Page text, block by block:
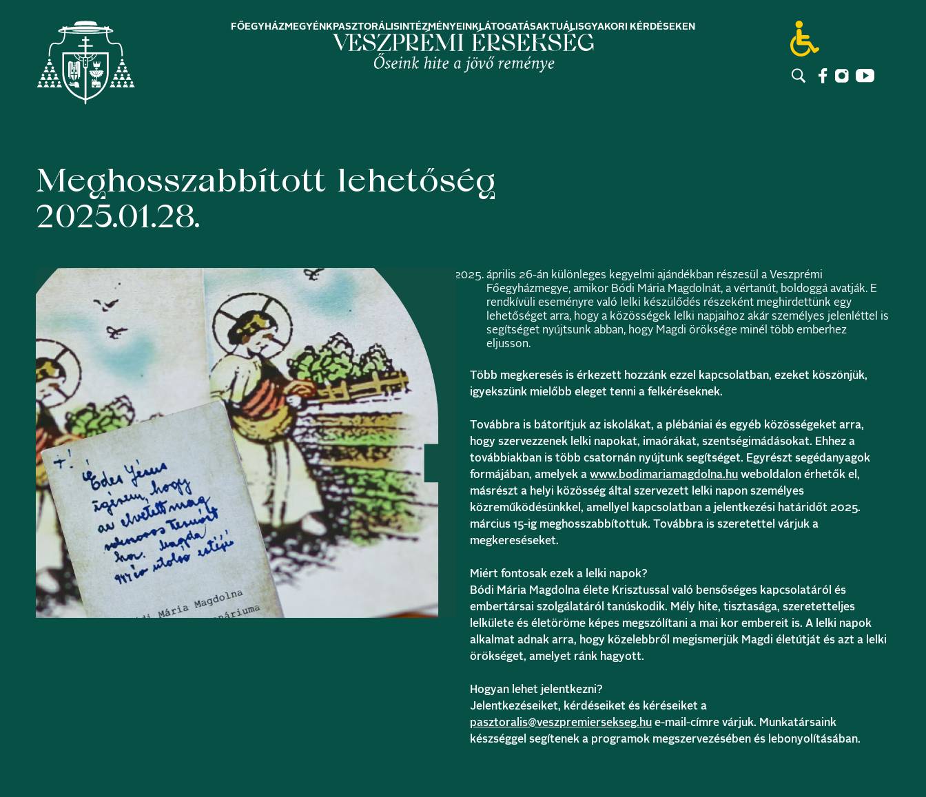
FŐEGYHÁZMEGYÉNK PASZTORÁLIS INTÉZMÉNYEINK LÁTOGATÁSAKTUÁLISGYAKORI KÉRDÉSEK EN
Meghosszabbított lehetőség
2025.01.28.
április 26-án különleges kegyelmi ajándékban részesül a Veszprémi
Főegyházmegye, amikor Bódi Mária Magdolnát, a vértanút, boldoggá avatják. E
rendkívüli eseményre való lelki készülődés részeként meghirdettünk egy
lehetőséget arra, hogy a közösségek lelki napjaihoz akár személyes jelenléttel is
segítséget nyújtsunk abban, hogy Magdi öröksége minél több emberhez
eljusson.
Több megkeresés is érkezett hozzánk ezzel kapcsolatban, ezeket köszönjük,
igyekszünk mielőbb eleget tenni a felkéréseknek.
Továbbra is bátorítjuk az iskolákat, a plébániai és egyéb közösségeket arra,
hogy szervezzenek lelki napokat, imaórákat, szentségimádásokat. Ehhez a
továbbiakban is több csatornán nyújtunk segítséget. Egyrészt segédanyagok
formájában, amelyek a www.bodimariamagdolna.hu weboldalon érhetők el,
másrészt a helyi közösség által szervezett lelki napon személyes
közreműködésünkkel, amellyel kapcsolatban a jelentkezési határidőt 2025.
március 15-ig meghosszabbítottuk. Továbbra is szeretettel várjuk a
megkereséseket.
Miért fontosak ezek a lelki napok?
Bódi Mária Magdolna élete Krisztussal való bensőséges kapcsolatáról és
embertársai szolgálatáról tanúskodik. Mély hite, tisztasága, szeretetteljes
lelkülete és életöröme képes megszólítani a mai kor embereit is. A lelki napok
alkalmat adnak arra, hogy közelebbről megismerjük Magdi életútját és azt a lelki
örökséget, amelyet ránk hagyott.
Hogyan lehet jelentkezni?
Jelentkezéseiket, kérdéseiket és kéréseiket a
pasztoralis@veszpremiersekseg.hu e-mail-címre várjuk. Munkatársaink
készséggel segítenek a programok megszervezésében és lebonyolításában.